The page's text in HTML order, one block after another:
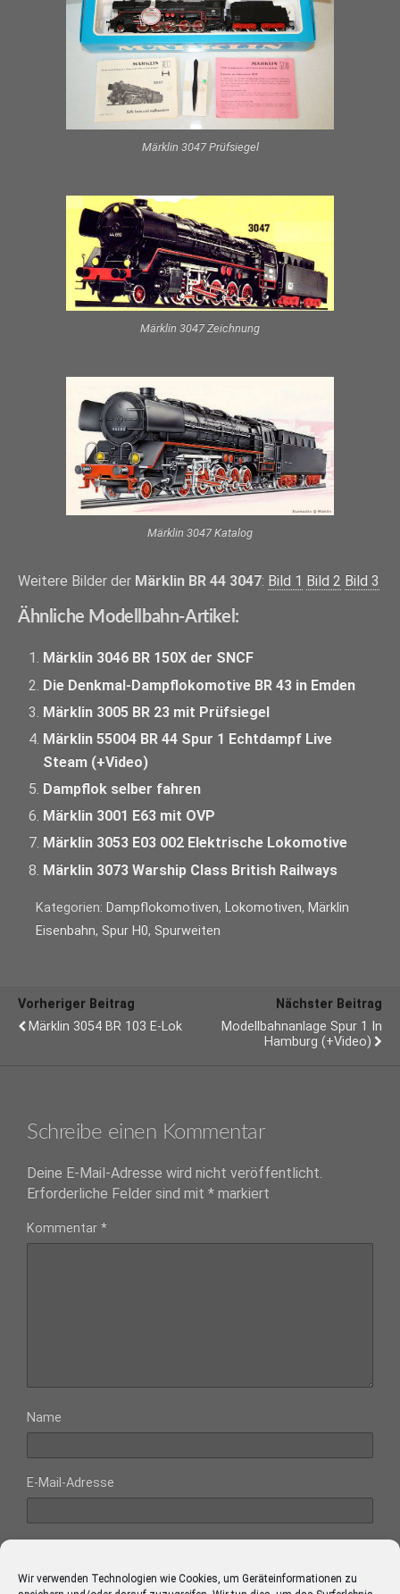
Wir verwenden Technologien wie Cookies, um Geräteinformationen zu
Märklin 3047 Prüfsiegel
Märklin 3047 Zeichnung
Märklin 3047 Katalog
Weitere Bilder der Märklin BR 44 3047: Bild 1 Bild 2 Bild 3
Ähnliche Modellbahn-Artikel:
Märklin 3046 BR 150X der SNCF
Die Denkmal-Dampflokomotive BR 43 in Emden
Märklin 3005 BR 23 mit Prüfsiegel
Märklin 55004 BR 44 Spur 1 Echtdampf Live
Steam (+Video)
Dampflok selber fahren
Märklin 3001 E63 mit OVP
Märklin 3053 E03 002 Elektrische Lokomotive
Märklin 3073 Warship Class British Railways
Kategorien: Dampflokomotiven, Lokomotiven, Märklin
Eisenbahn, Spur H0, Spurweiten
Vorheriger Beitrag
Märklin 3054 BR 103 E-Lok
Nächster Beitrag
Modellbahnanlage Spur 1 In
Hamburg (+Video)
Schreibe einen Kommentar
Deine E-Mail-Adresse wird nicht veröffentlicht.
Erforderliche Felder sind mit * markiert
Kommentar *
Name
E-Mail-Adresse